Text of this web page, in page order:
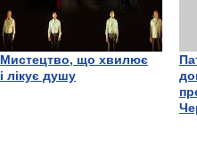
Мистецтво, що хвилює
і лікує душу